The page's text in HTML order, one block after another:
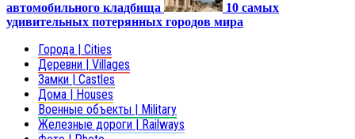
автомобильного кладбища
10 самых
удивительных потерянных городов мира
Города | Cities
Деревни | Villages
Замки | Castles
Дома | Houses
Военные объекты | Military
Железные дороги | Railways